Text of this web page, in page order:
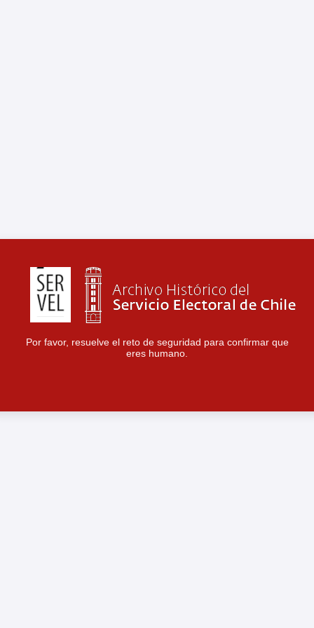
Por favor, resuelve el reto de seguridad para confirmar que
eres humano.